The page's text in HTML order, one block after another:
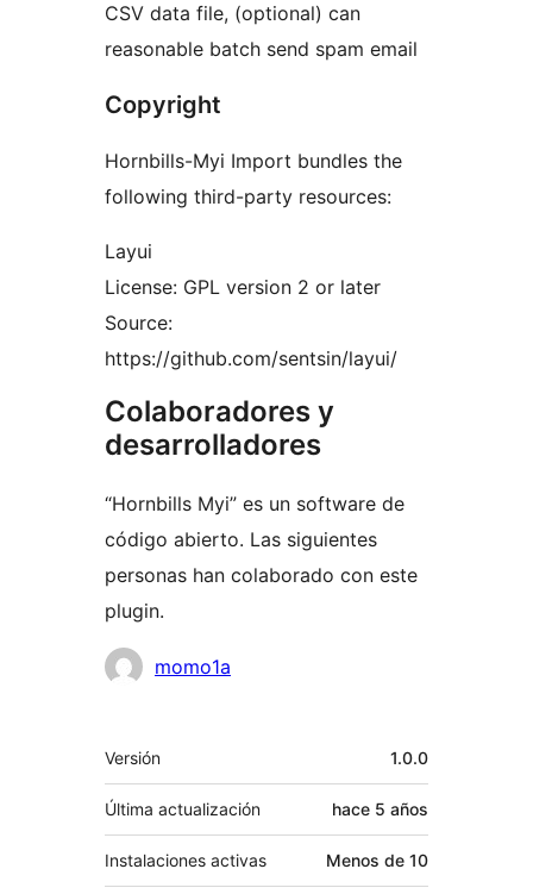
CSV data file, (optional) can
reasonable batch send spam email
Copyright
Hornbills-Myi Import bundles the
following third-party resources:
Layui
License: GPL version 2 or later
Source:
https://github.com/sentsin/layui/
Colaboradores y
desarrolladores
“Hornbills Myi” es un software de
código abierto. Las siguientes
personas han colaborado con este
plugin.
Colaboradores
momo1a
Meta
Versión 1.0.0
Última actualización hace 5 años
Instalaciones activas Menos de 10